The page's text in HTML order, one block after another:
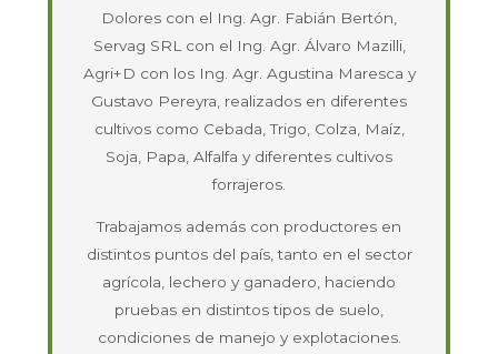
Dolores con el Ing. Agr. Fabián Bertón,
Servag SRL con el Ing. Agr. Álvaro Mazilli,
Agri+D con los Ing. Agr. Agustina Maresca y
Gustavo Pereyra, realizados en diferentes
cultivos como Cebada, Trigo, Colza, Maíz,
Soja, Papa, Alfalfa y diferentes cultivos
forrajeros.
Trabajamos además con productores en
distintos puntos del país, tanto en el sector
agrícola, lechero y ganadero, haciendo
pruebas en distintos tipos de suelo,
condiciones de manejo y explotaciones.